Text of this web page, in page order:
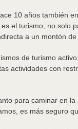
10 años también
el turismo, no
a un montón de
de turismo
actividades con
para caminar en
es más seguro